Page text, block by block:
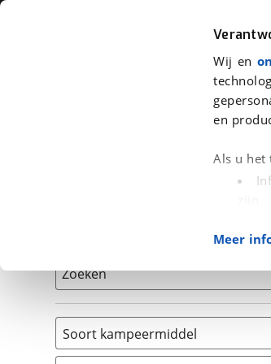
Wij en
en
Als u het
Met
Meer
Auto
Kampeervoertuigen
We hebben 1
Zoeken
Soort kampeermiddel
Camper (1)